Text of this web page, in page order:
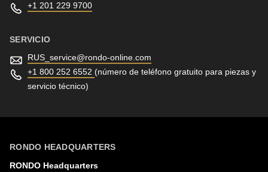
+1 201 229 9700
SERVICIO
RUS_service@rondo-online.com
+1 800 252 6552 (número de teléfono gratuito para piezas y
servicio técnico)
RONDO HEADQUARTERS
RONDO Headquarters